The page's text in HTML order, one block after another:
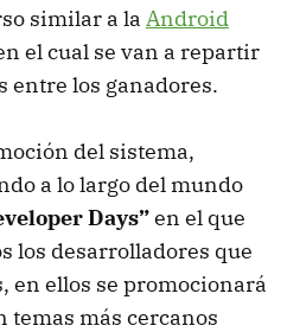
similar a la Android
el cual se van a repartir
entre los ganadores.
del sistema,
a lo largo del mundo
Days”en el que
los desarrolladores que
en ellos se promocionará
temas más cercanos